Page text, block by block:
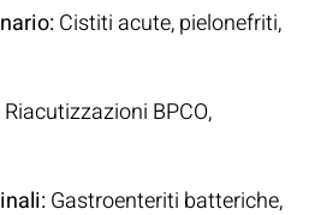
Cistiti acute, pielonefriti,
Riacutizzazioni BPCO,
Gastroenteriti batteriche,